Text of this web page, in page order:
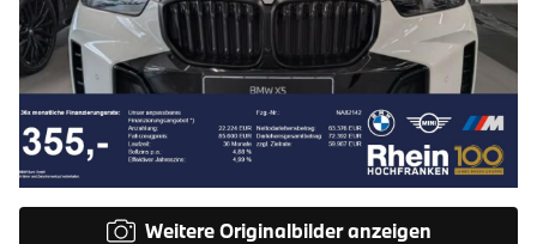
Weitere Originalbilder anzeigen